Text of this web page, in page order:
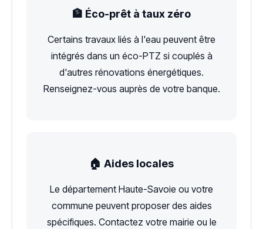
🏦 Éco-prêt à taux zéro
Certains travaux liés à l'eau peuvent être
intégrés dans un éco-PTZ si couplés à
d'autres rénovations énergétiques.
Renseignez-vous auprès de votre banque.
🏠 Aides locales
Le département Haute-Savoie ou votre
commune peuvent proposer des aides
spécifiques. Contactez votre mairie ou le